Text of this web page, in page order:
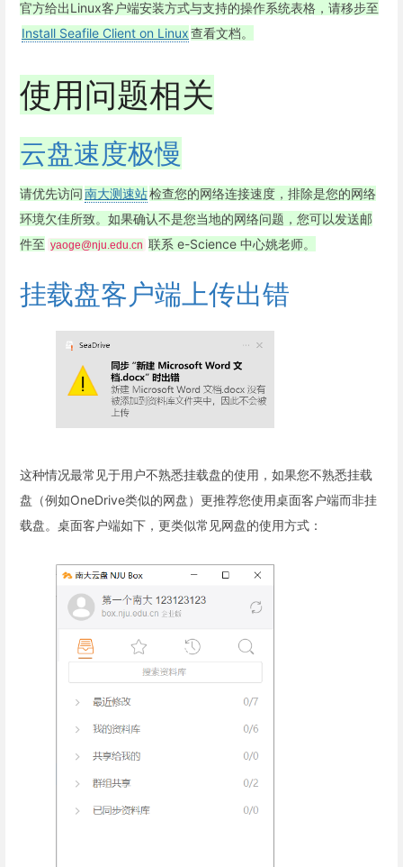
官方给出Linux客户端安装方式与支持的操作系统表格，请移步至
Install Seafile Client on Linux查看文档。
使用问题相关
云盘速度极慢
请优先访问南大测速站检查您的网络连接速度，排除是您的网络
环境欠佳所致。如果确认不是您当地的网络问题，您可以发送邮
件至 yaoge@nju.edu.cn 联系 e-Science 中心姚老师。
挂载盘客户端上传出错
这种情况最常见于用户不熟悉挂载盘的使用，如果您不熟悉挂载
盘（例如OneDrive类似的网盘）更推荐您使用桌面客户端而非挂
载盘。桌面客户端如下，更类似常见网盘的使用方式：